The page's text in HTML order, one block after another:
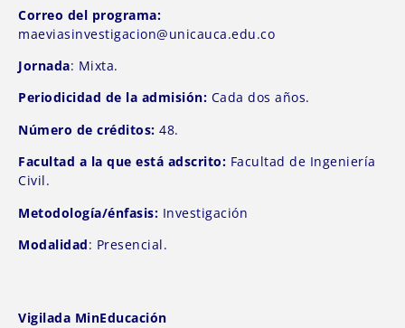
Correo del programa:
maeviasinvestigacion@unicauca.edu.co
Jornada: Mixta.
Periodicidad de la admisión: Cada dos años.
Número de créditos: 48.
Facultad a la que está adscrito: Facultad de Ingeniería
Civil.
Metodología/énfasis: Investigación
Modalidad: Presencial.
Vigilada MinEducación